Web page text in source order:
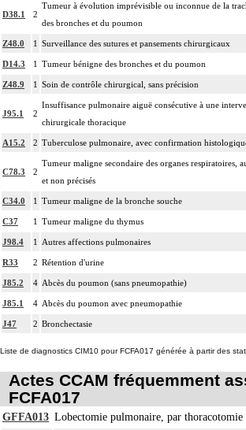
D38.1 2
Tumeur à évolution imprévisible ou inconnue de la
des bronches et du poumon
Z48.0 1 Surveillance des sutures et pansements chirurgicaux
D14.3 1 Tumeur bénigne des bronches et du poumon
Z48.9 1 Soin de contrôle chirurgical, sans précision
J95.1 2
Insuffisance pulmonaire aiguë consécutive à une
chirurgicale thoracique
A15.2 2 Tuberculose pulmonaire, avec confirmation
C78.3 2
Tumeur maligne secondaire des organes respiratoires,
et non précisés
C34.0 1 Tumeur maligne de la bronche souche
C37 1 Tumeur maligne du thymus
J98.4 1 Autres affections pulmonaires
R33 2 Rétention d'urine
J85.2 4 Abcès du poumon (sans pneumopathie)
J85.1 4 Abcès du poumon avec pneumopathie
J47 2 Bronchectasie
Liste de diagnostics CIM10 pour FCFA017 générée à partir des
Actes CCAM fréquemment
FCFA017
GFFA013 Lobectomie pulmonaire, par thoracotomie